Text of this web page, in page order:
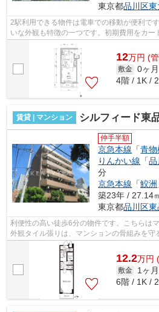
東京都品川区東
2駅利用できる物件は電車での移動が便利で
いな外観も特徴の一つです。初期費用をカー
カードで決済したい方にもおすすめです...
12万円 (
敷金 0ヶ月
4階 / 1K /
賃貸 | マンション シルフィード東品
仲手半額
京急本線 「青
りんかい線 「品
分
京急本線 「鮫洲
築23年 / 27.14
東京都品川区東
利便性の高い徒歩6分の物件です。こちらは
外観タイル張りは、マンションの骨組みを守
できる場所にあり、アクセスが便利です...
12.2万円
敷金 1ヶ月
6階 / 1K /